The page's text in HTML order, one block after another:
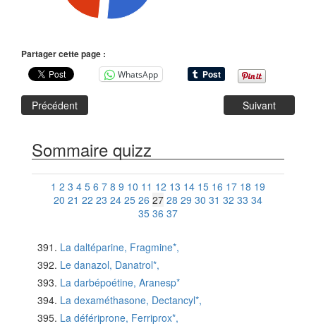
Partager cette page :
WhatsApp
Précédent Suivant
Sommaire quizz
1 2 3 4 5 6 7 8 9 10 11 12 13 14 15 16 17 18 19
20 21 22 23 24 25 26 27 28 29 30 31 32 33 34
35 36 37
La daltéparine, Fragmine*,
Le danazol, Danatrol*,
La darbépoétine, Aranesp*
La dexaméthasone, Dectancyl*,
La défériprone, Ferriprox*,